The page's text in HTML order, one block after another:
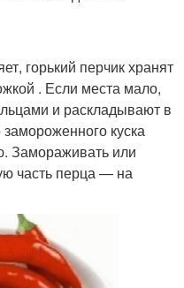
горький перчик хранят
. Если места мало,
и раскладывают в
куска
Замораживать или
часть перца — на